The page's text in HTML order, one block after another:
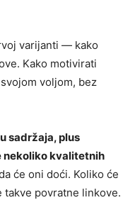
varijanti — kako
Kako motivirati
voljom, bez
sadržaja, plus
nekoliko kvalitetnih
će oni doći. Koliko će
povratne linkove.